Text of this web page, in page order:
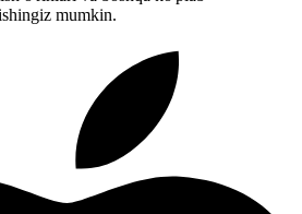
mumkin.